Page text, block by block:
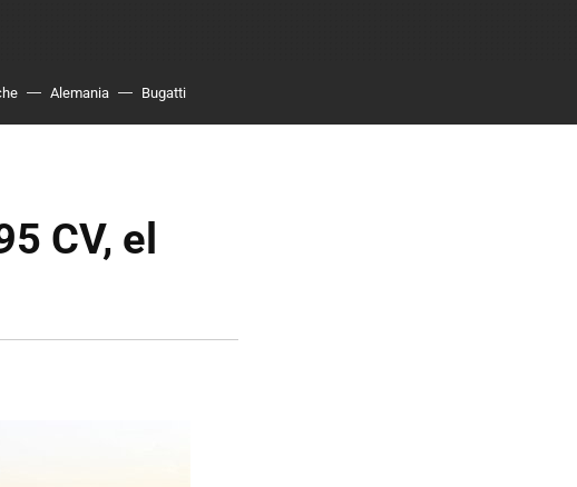
Alemania Bugatti
CV, el